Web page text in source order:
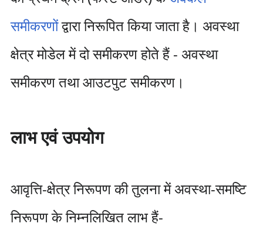
समीकरणोंद्वारा निरूपित किया जाता है। अवस्था
क्षेत्र मोडेल में दो समीकरण होते हैं - अवस्था
समीकरण तथा आउटपुट समीकरण।
लाभ एवं उपयोग
आवृत्ति-क्षेत्र निरूपण की तुलना में अवस्था-समष्टि
निरूपण के निम्नलिखित लाभ हैं-